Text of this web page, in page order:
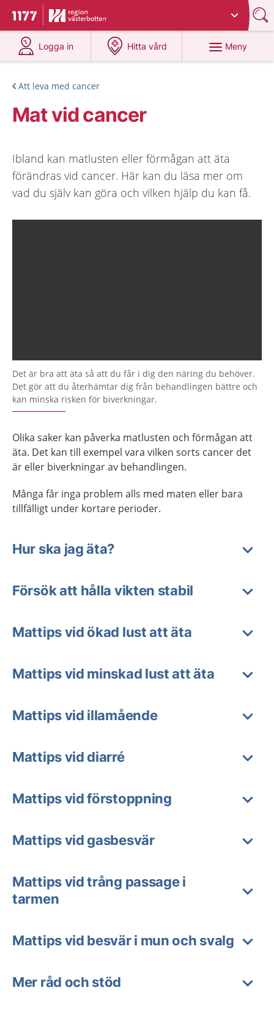
Till startsidan för 1177
Du har valt region
Logga in
på 1177.se
Hitta vård
på 1177.se
Meny
Att leva med cancer
Mat vid cancer
Ibland kan matlusten eller förmågan att äta
förändras vid cancer. Här kan du läsa mer om
vad du själv kan göra och vilken hjälp du kan få.
Det är bra att äta så att du får i dig den näring du behöver.
Det gör att du återhämtar dig från behandlingen bättre och
kan minska risken för biverkningar.
Olika saker kan påverka matlusten och förmågan att
äta. Det kan till exempel vara vilken sorts cancer det
är eller biverkningar av behandlingen.
Många får inga problem alls med maten eller bara
tillfälligt under kortare perioder.
Hur ska jag äta?
Försök att hålla vikten stabil
Mattips vid ökad lust att äta
Mattips vid minskad lust att äta
Mattips vid illamående
Mattips vid diarré
Mattips vid förstoppning
Mattips vid gasbesvär
Mattips vid trång passage i
tarmen
Mattips vid besvär i mun och svalg
Mer råd och stöd